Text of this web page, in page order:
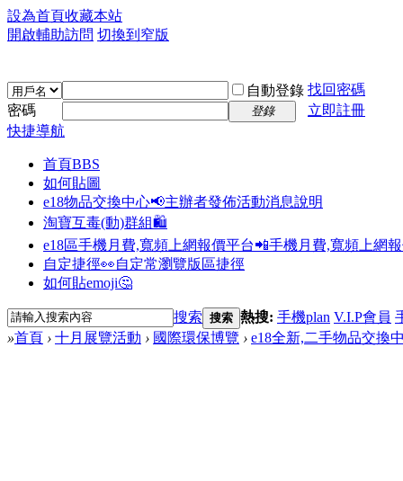
設為首頁收藏本站
開啟輔助訪問 切換到窄版
自動登錄 找回密碼
密碼
登錄
立即註冊
快捷導航
首頁BBS
如何貼圖
e18物品交換中心📢主辦者發佈活動消息說明
淘寶互毒(動)群組🛍️
e18區手機月費,寬頻上網報價平台📲手機月費,寬頻上網
自定捷徑👀自定常瀏覽版區捷徑
如何貼emoji🤔
搜索 搜索 熱搜: 手機plan V.I.P會員
»首頁 › 十月展覽活動 › 國際環保博覽 › e18全新,二手物品交換